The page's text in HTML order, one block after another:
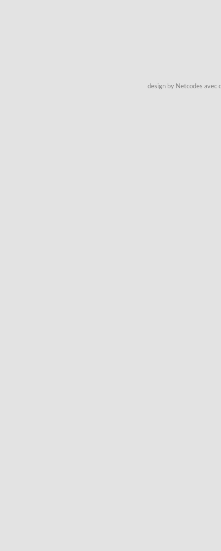
design by Netcodes avec